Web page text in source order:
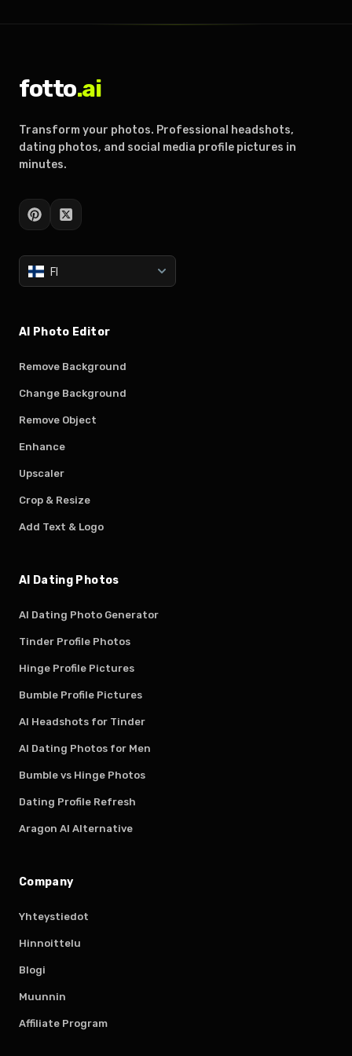
fotto.ai
Transform your photos. Professional headshots,
dating photos, and social media profile pictures in
minutes.
FI
AI Photo Editor
Remove Background
Change Background
Remove Object
Enhance
Upscaler
Crop & Resize
Add Text & Logo
AI Dating Photos
AI Dating Photo Generator
Tinder Profile Photos
Hinge Profile Pictures
Bumble Profile Pictures
AI Headshots for Tinder
AI Dating Photos for Men
Bumble vs Hinge Photos
Dating Profile Refresh
Aragon AI Alternative
Company
Yhteystiedot
Hinnoittelu
Blogi
Muunnin
Affiliate Program